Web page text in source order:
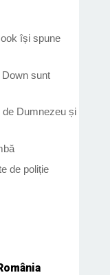
își spune
Down sunt
de Dumnezeu și
de poliție